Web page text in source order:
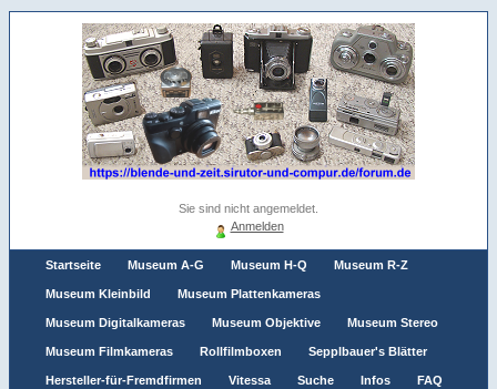
Sie sind nicht angemeldet.
Anmelden
Startseite Museum A-G Museum H-Q Museum R-Z
Museum Kleinbild Museum Plattenkameras
Museum Digitalkameras Museum Objektive Museum Stereo
Museum Filmkameras Rollfilmboxen Sepplbauer's Blätter
Hersteller-für-Fremdfirmen Vitessa Suche Infos FAQ